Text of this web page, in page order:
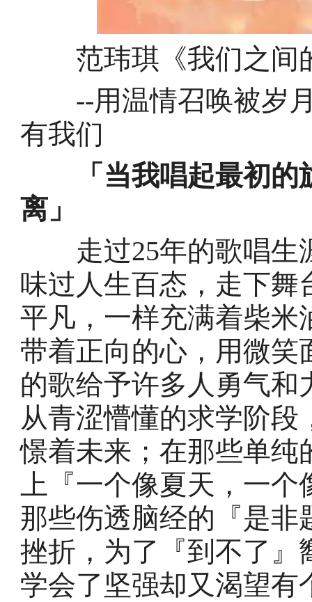
范玮琪《我们之间
--用温情召唤被岁月
有我们
「当我唱起最初
离」
走过25年的歌唱生
味过人生百态，走下舞
平凡，一样充满着柴米
带着正向的心，用微笑
的歌给予许多人勇气
从青涩懵懂的求学阶
憬着未来；在那些单纯
上『一个像夏天，一个
那些伤透脑经的『是
挫折，为了『到不了』
学会了坚强却又渴望有